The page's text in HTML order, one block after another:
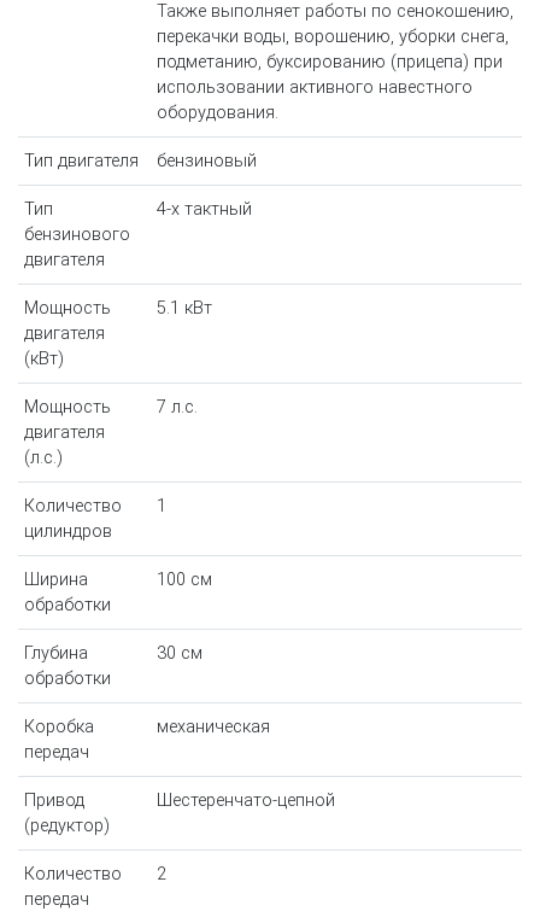
Также выполняет работы по сенокошению,
перекачки воды, ворошению, уборки снега,
подметанию, буксированию (прицепа) при
использовании активного навестного
оборудования.
Тип двигателя бензиновый
Тип
бензинового
двигателя
4-х тактный
Мощность
двигателя
(кВт)
5.1 кВт
Мощность
двигателя
(л.с.)
7 л.с.
Количество
цилиндров
1
Ширина
обработки
100 см
Глубина
обработки
30 см
Коробка
передач
механическая
Привод
(редуктор)
Шестеренчато-цепной
Количество
передач
2